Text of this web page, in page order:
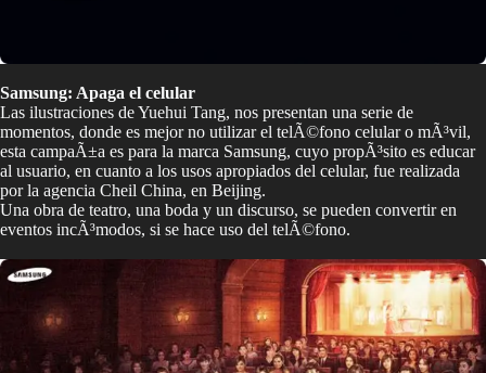
Samsung: Apaga el celular
Las ilustraciones de Yuehui Tang, nos presentan una serie de
momentos, donde es mejor no utilizar el telÃ©fono celular o mÃ³vil,
esta campaÃ±a es para la marca Samsung, cuyo propÃ³sito es educar
al usuario, en cuanto a los usos apropiados del celular, fue realizada
por la agencia Cheil China, en Beijing.
Una obra de teatro, una boda y un discurso, se pueden convertir en
eventos incÃ³modos, si se hace uso del telÃ©fono.